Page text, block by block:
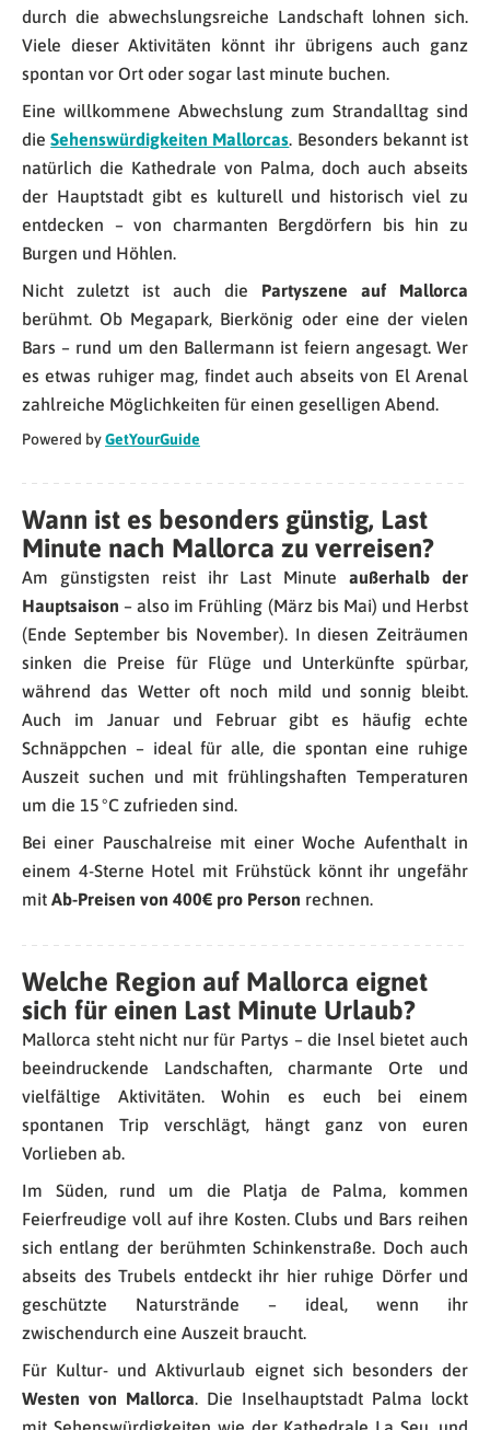
durch die abwechslungsreiche Landschaft lohnen sich.
Viele dieser Aktivitäten könnt ihr übrigens auch ganz
spontan vor Ort oder sogar last minute buchen.
Eine willkommene Abwechslung zum Strandalltag sind
dieSehenswürdigkeiten Mallorcas. Besonders bekannt ist
natürlich die Kathedrale von Palma, doch auch abseits
der Hauptstadt gibt es kulturell und historisch viel zu
entdecken – von charmanten Bergdörfern bis hin zu
Burgen und Höhlen.
Nicht zuletzt ist auch die Partyszene auf Mallorca
berühmt. Ob Megapark, Bierkönig oder eine der vielen
Bars – rund um den Ballermann ist feiern angesagt. Wer
es etwas ruhiger mag, findet auch abseits von El Arenal
zahlreiche Möglichkeiten für einen geselligen Abend.
Powered byGetYourGuide
Wann ist es besonders günstig, Last
Minute nach Mallorca zu verreisen?
Am günstigsten reist ihr Last Minuteaußerhalb der
Hauptsaison – also im Frühling (März bis Mai) und Herbst
(Ende September bis November). In diesen Zeiträumen
sinken die Preise für Flüge und Unterkünfte spürbar,
während das Wetter oft noch mild und sonnig bleibt.
Auch im Januar und Februar gibt es häufig echte
Schnäppchen – ideal für alle, die spontan eine ruhige
Auszeit suchen und mit frühlingshaften Temperaturen
um die 15 °C zufrieden sind.
Bei einer Pauschalreise mit einer Woche Aufenthalt in
einem 4-Sterne Hotel mit Frühstück könnt ihr ungefähr
mit Ab-Preisen von 400€ pro Person rechnen.
Welche Region auf Mallorca eignet
sich für einen Last Minute Urlaub?
Mallorca steht nicht nur für Partys – die Insel bietet auch
beeindruckende Landschaften, charmante Orte und
vielfältige Aktivitäten. Wohin es euch bei einem
spontanen Trip verschlägt, hängt ganz von euren
Vorlieben ab.
Im Süden, rund um die Platja de Palma, kommen
Feierfreudige voll auf ihre Kosten. Clubs und Bars reihen
sich entlang der berühmten Schinkenstraße. Doch auch
abseits des Trubels entdeckt ihr hier ruhige Dörfer und
geschützte Naturstrände – ideal, wenn ihr
zwischendurch eine Auszeit braucht.
Für Kultur- und Aktivurlaub eignet sich besonders der
Westen von Mallorca. Die Inselhauptstadt Palma lockt